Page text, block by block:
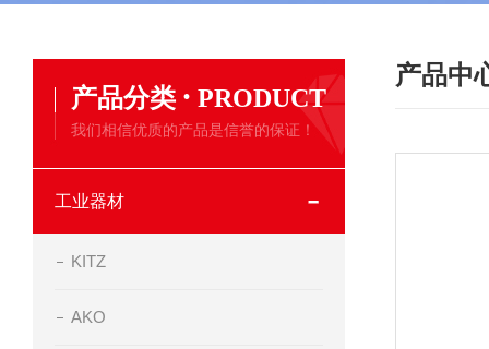
产品分类 · PRODUCT
我们相信优质的产品是信誉的保证！
工业器材
KITZ
AKO
产品中